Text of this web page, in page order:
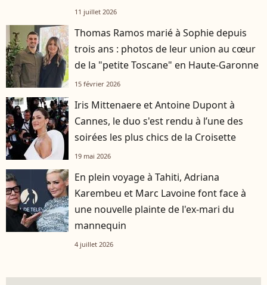
11 juillet 2026
Thomas Ramos marié à Sophie depuis
trois ans : photos de leur union au cœur
de la "petite Toscane" en Haute-Garonne
15 février 2026
Iris Mittenaere et Antoine Dupont à
Cannes, le duo s'est rendu à l’une des
soirées les plus chics de la Croisette
19 mai 2026
En plein voyage à Tahiti, Adriana
Karembeu et Marc Lavoine font face à
une nouvelle plainte de l'ex-mari du
mannequin
4 juillet 2026